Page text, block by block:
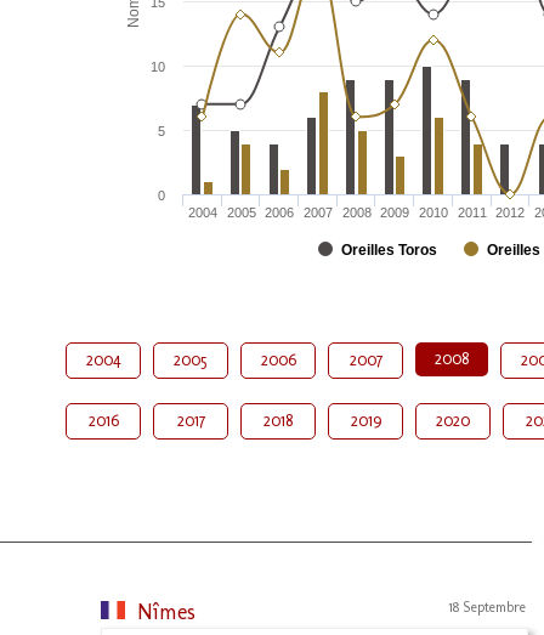
Oreilles Toros Oreilles
2004 2005 2006 2007 2008 2009 2010 2011 2012
0
5
10
2004 2005 2006 2007 2008
2016 2017 2018 2019 2020
Nîmes 18 Septembre